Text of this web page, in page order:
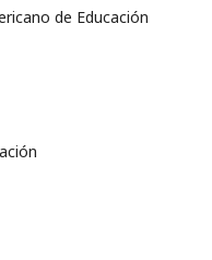
de Educación